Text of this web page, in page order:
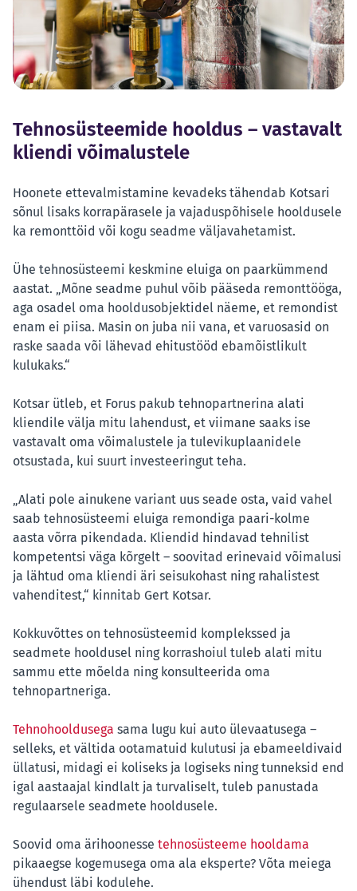
Tehnosüsteemide hooldus – vastavalt
kliendi võimalustele
Hoonete ettevalmistamine kevadeks tähendab Kotsari
sõnul lisaks korrapärasele ja vajaduspõhisele hooldusele
ka remonttöid või kogu seadme väljavahetamist.
Ühe tehnosüsteemi keskmine eluiga on paarkümmend
aastat. „Mõne seadme puhul võib pääseda remonttööga,
aga osadel oma hooldusobjektidel näeme, et remondist
enam ei piisa. Masin on juba nii vana, et varuosasid on
raske saada või lähevad ehitustööd ebamõistlikult
kulukaks.“
Kotsar ütleb, et Forus pakub tehnopartnerina alati
kliendile välja mitu lahendust, et viimane saaks ise
vastavalt oma võimalustele ja tulevikuplaanidele
otsustada, kui suurt investeeringut teha.
„Alati pole ainukene variant uus seade osta, vaid vahel
saab tehnosüsteemi eluiga remondiga paari-kolme
aasta võrra pikendada. Kliendid hindavad tehnilist
kompetentsi väga kõrgelt – soovitad erinevaid võimalusi
ja lähtud oma kliendi äri seisukohast ning rahalistest
vahenditest,“ kinnitab Gert Kotsar.
Kokkuvõttes on tehnosüsteemid komplekssed ja
seadmete hooldusel ning korrashoiul tuleb alati mitu
sammu ette mõelda ning konsulteerida oma
tehnopartneriga.
Tehnohooldusega sama lugu kui auto ülevaatusega –
selleks, et vältida ootamatuid kulutusi ja ebameeldivaid
üllatusi, midagi ei koliseks ja logiseks ning tunneksid end
igal aastaajal kindlalt ja turvaliselt, tuleb panustada
regulaarsele seadmete hooldusele.
Soovid oma ärihoonesse tehnosüsteeme hooldama
pikaaegse kogemusega oma ala eksperte? Võta meiega
ühendust läbi kodulehe.